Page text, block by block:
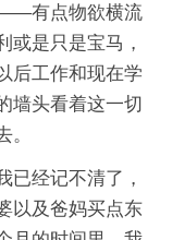
有点物欲横流
或是只是宝马，
后工作和现在学
墙头看着这一切
。
已经记不清了，
以及爸妈买点东